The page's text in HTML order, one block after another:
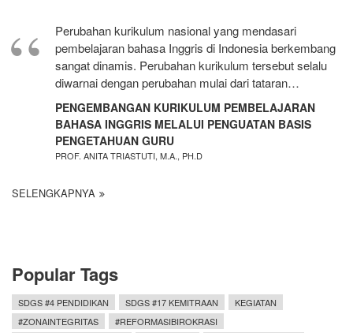
Perubahan kurikulum nasional yang mendasari
pembelajaran bahasa Inggris di Indonesia berkembang
sangat dinamis. Perubahan kurikulum tersebut selalu
diwarnai dengan perubahan mulai dari tataran…
PENGEMBANGAN KURIKULUM PEMBELAJARAN
BAHASA INGGRIS MELALUI PENGUATAN BASIS
PENGETAHUAN GURU
PROF. ANITA TRIASTUTI, M.A., PH.D
SELENGKAPNYA
Popular Tags
SDGS #4 PENDIDIKAN SDGS #17 KEMITRAAN
KEGIATAN
#ZONAINTEGRITAS
#REFORMASIBIROKRASI